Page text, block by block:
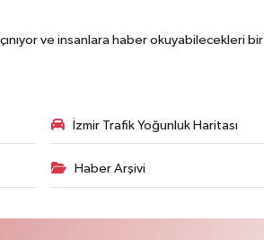
ve insanlara haber okuyabilecekleri bir
İzmir Trafik Yoğunluk Haritası
Haber Arşivi